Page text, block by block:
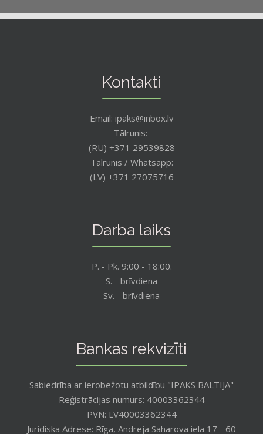
Kontakti
Email: ipaks@inbox.lv
Tālrunis:
(RU) +371 29539828
Tālrunis / Whatsapp:
(LV) +371 27075716
Darba laiks
P. - Pk. 9:00 - 18:00.
S. - brīvdiena
Sv. - brīvdiena
Bankas rekvizīti
Sabiedrība ar ierobežotu atbildību "IPAKS BALTIJA"
Reģistrācijas numurs: 40003362344
PVN: LV40003362344
Juridiska Adrese: Rīga, Andreja Saharova iela 17 - 60